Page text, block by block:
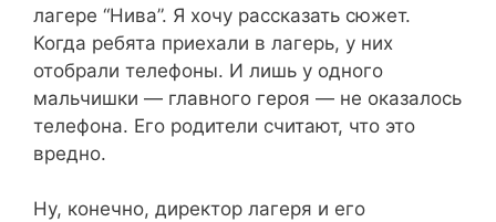
лагере “Нива”. Я хочу рассказать сюжет.
Когда ребята приехали в лагерь, у них
отобрали телефоны. И лишь у одного
мальчишки — главного героя — не оказалось
телефона. Его родители считают, что это
вредно.
Ну, конечно, директор лагеря и его